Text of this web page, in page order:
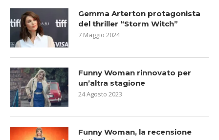
Gemma Arterton protagonista
del thriller “Storm Witch”
7 Maggio 2024
Funny Woman rinnovato per
un’altra stagione
24 Agosto 2023
Funny Woman, la recensione